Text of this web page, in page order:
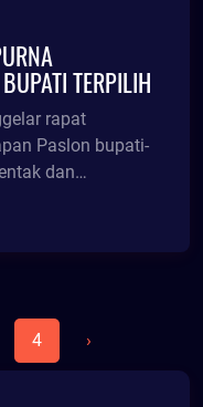
TERPILIH
rapat
Paslon bupati-
dan
bupati-wakil
4 ›